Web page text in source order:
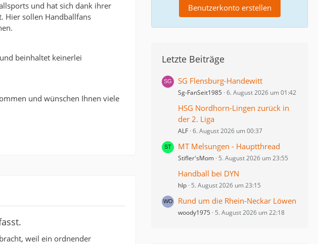
und hat sich dank ihrer
Hier sollen Handballfans
beinhaltet keinerlei
und wünschen Ihnen viele
weil ein ordnender
Benutzerkonto erstellen
Letzte Beiträge
SG Flensburg-Handewitt
Sg-FanSeit1985 6. August 2026 um 01:42
HSG Nordhorn-Lingen zurück in
der 2. Liga
ALF 6. August 2026 um 00:37
MT Melsungen - Hauptthread
Stifler'sMom 5. August 2026 um 23:55
Handball bei DYN
hlp 5. August 2026 um 23:15
Rund um die Rhein-Neckar Löwen
woody1975 5. August 2026 um 22:18